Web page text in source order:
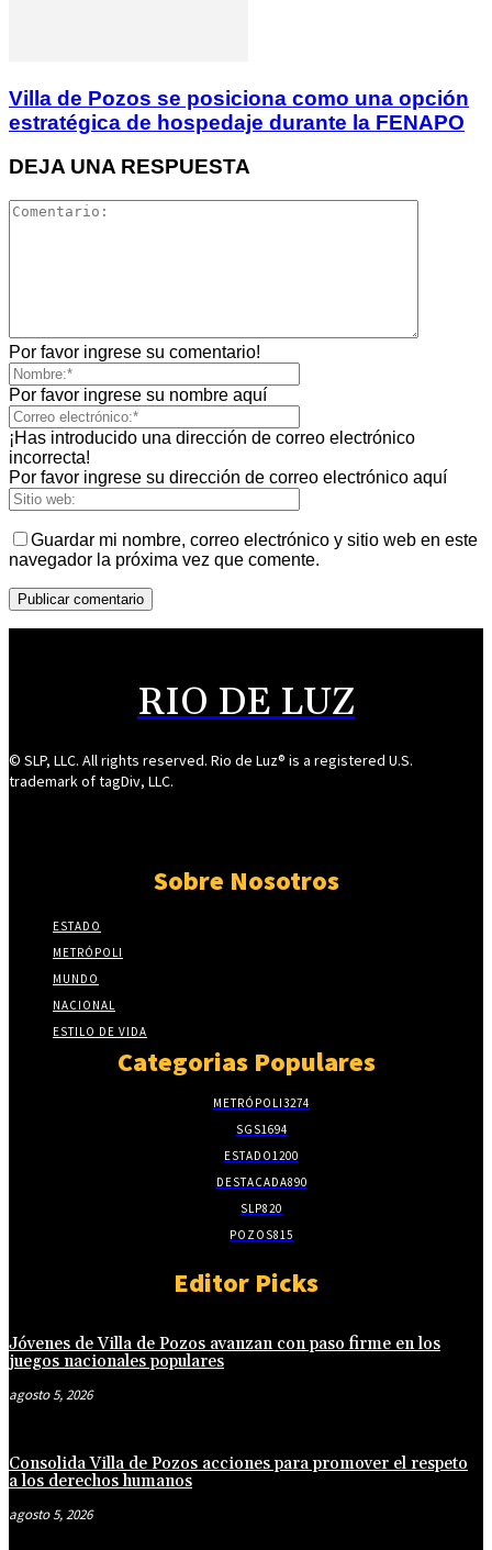
Villa de Pozos se posiciona como una opción
estratégica de hospedaje durante la FENAPO
DEJA UNA RESPUESTA
Por favor ingrese su comentario!
Por favor ingrese su nombre aquí
¡Has introducido una dirección de correo electrónico
incorrecta!
Por favor ingrese su dirección de correo electrónico aquí
Guardar mi nombre, correo electrónico y sitio web en este
navegador la próxima vez que comente.
RIO DE LUZ
© SLP, LLC. All rights reserved. Rio de Luz® is a registered U.S.
trademark of tagDiv, LLC.
Sobre Nosotros
ESTADO
METRÓPOLI
MUNDO
NACIONAL
ESTILO DE VIDA
Categorias Populares
METRÓPOLI3274
SGS1694
ESTADO1200
DESTACADA890
SLP820
POZOS815
Editor Picks
Jóvenes de Villa de Pozos avanzan con paso firme en los
juegos nacionales populares
agosto 5, 2026
Consolida Villa de Pozos acciones para promover el respeto
a los derechos humanos
agosto 5, 2026